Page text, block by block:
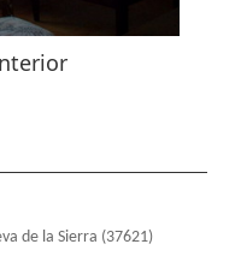
de la Sierra (37621)